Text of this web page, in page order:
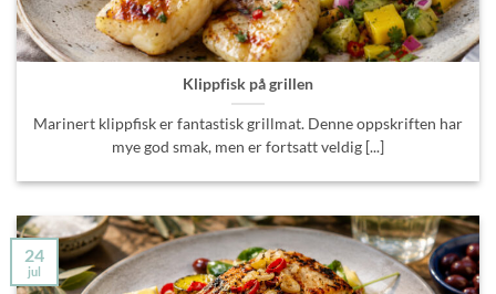
Klippfisk på grillen
Marinert klippfisk er fantastisk grillmat. Denne oppskriften har
mye god smak, men er fortsatt veldig [...]
24
jul